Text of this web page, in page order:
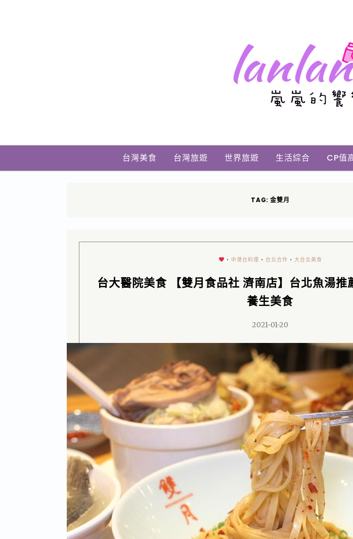
台灣美食 台灣旅遊 世界旅遊 生活綜合 CP值
TAG: 金雙月
• 中港台料理 • 台北合作 • 大台北美食
台大醫院美食 【雙月食品社 濟南店】台北魚湯推
養生美食
2021-01-20